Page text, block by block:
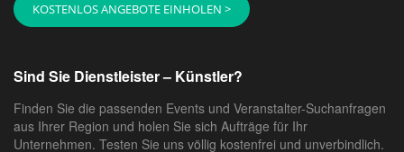
KOSTENLOS ANGEBOTE EINHOLEN >
Sind Sie Dienstleister – Künstler?
Finden Sie die passenden Events und Veranstalter-Suchanfragen
aus Ihrer Region und holen Sie sich Aufträge für Ihr
Unternehmen. Testen Sie uns völlig kostenfrei und unverbindlich.